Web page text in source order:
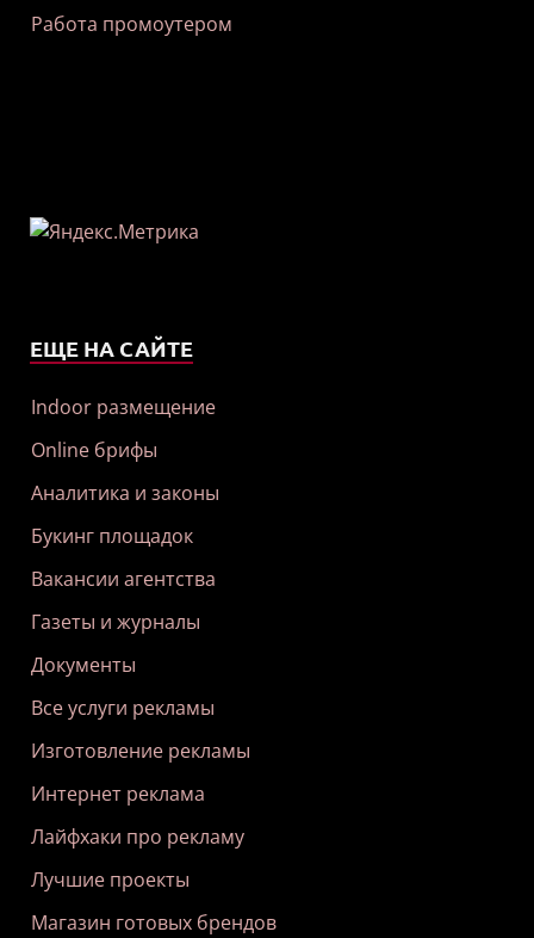
Работа промоутером
ЕЩЕ НА САЙТЕ
Indoor размещение
Online брифы
Аналитика и законы
Букинг площадок
Вакансии агентства
Газеты и журналы
Документы
Все услуги рекламы
Изготовление рекламы
Интернет реклама
Лайфхаки про рекламу
Лучшие проекты
Магазин готовых брендов